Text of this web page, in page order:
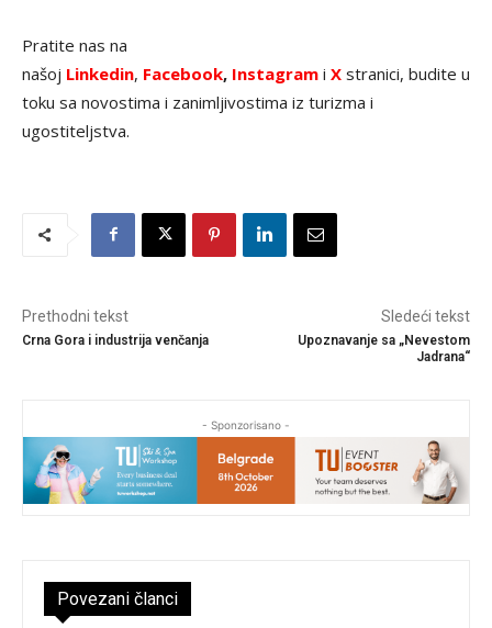
Pratite nas na
našoj Linkedin, Facebook, Instagram i X stranici, budite u
toku sa novostima i zanimljivostima iz turizma i
ugostiteljstva.
Prethodni tekst
Crna Gora i industrija venčanja
Sledeći tekst
Upoznavanje sa „Nevestom
Jadrana“
- Sponzorisano -
Povezani članci